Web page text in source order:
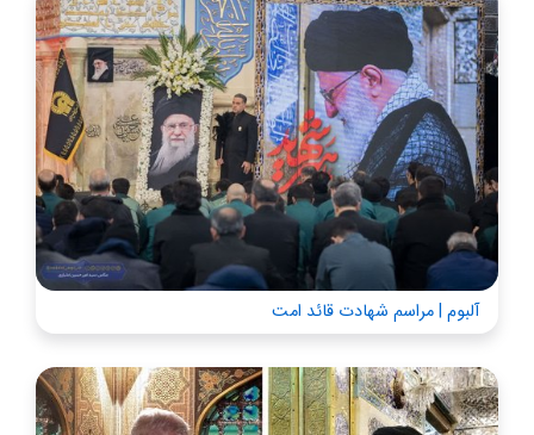
آلبوم | مراسم شهادت قائد امت